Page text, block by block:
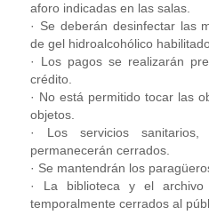
aforo indicadas en las salas.
· Se deberán desinfectar las
de gel hidroalcohólico
· Los pagos se realizarán
crédito.
· No está permitido tocar las
objetos.
· Los servicios sanitarios,
permanecerán cerrados.
· Se mantendrán los
· La biblioteca y el archivo
temporalmente cerrados al